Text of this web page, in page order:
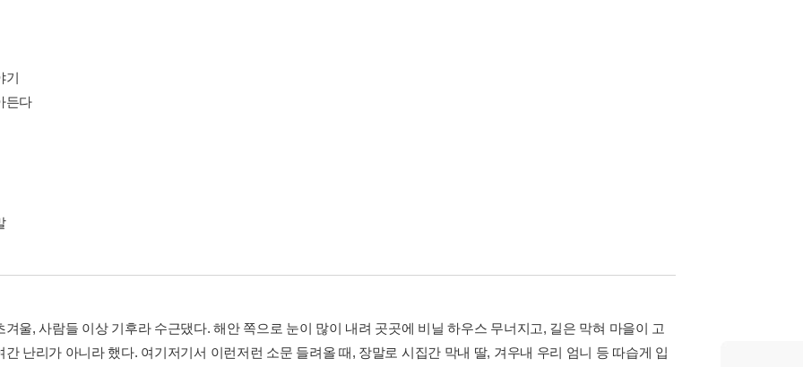
기
든다
겨울, 사람들 이상 기후라 수근댔다. 해안 쪽으로 눈이 많이 내려 곳곳에 비닐 하우스 무너지고, 길은 막혀 마을이 고
간 난리가 아니라 했다. 여기저기서 이런저런 소문 들려올 때, 장말로 시집간 막내 딸, 겨우내 우리 엄니 등 따습게 입